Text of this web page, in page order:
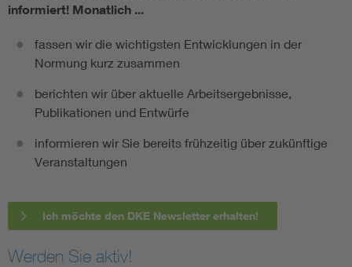
informiert! Monatlich ...
fassen wir die wichtigsten Entwicklungen in der
Normung kurz zusammen
berichten wir über aktuelle Arbeitsergebnisse,
Publikationen und Entwürfe
informieren wir Sie bereits frühzeitig über zukünftige
Veranstaltungen
Ich möchte den DKE Newsletter erhalten!
Werden Sie aktiv!